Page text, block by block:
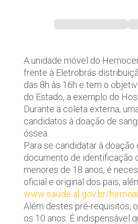
A unidade móvel do
frente à Eletrobrás
das 8h às 16h e tem o
do Estado, a exemplo do
Durante a coleta externa,
candidatos à doação de
óssea.
Para se candidatar à
documento de identificação
menores de 18 anos, é
oficial e original dos pais,
www.saude.al.gov.br/hemoal
Além destes pré-requisitos,
os 10 anos. É indispensável